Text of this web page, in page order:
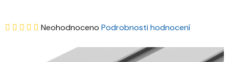
Průměrné
produktu
Neohodnoceno Podrobnosti hodnocení